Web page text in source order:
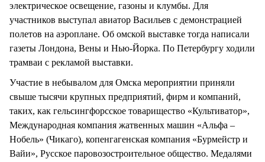
электрическое освещение, газоны и клумбы. Для
участников выступал авиатор Васильев с демонстрацией
полетов на аэроплане. Об омской выставке тогда написали
газеты Лондона, Вены и Нью-Йорка. По Петербургу ходили
трамваи с рекламой выставки.
Участие в небывалом для Омска мероприятии приняли
свыше тысячи крупных предприятий, фирм и компаний,
таких, как гельсингфорсское товарищество «Культиватор»,
Международная компания жатвенных машин «Альфа –
Нобель» (Чикаго), копенгагенская компания «Бурмейстр и
Вайи», Русское паровозостроительное общество. Медалями